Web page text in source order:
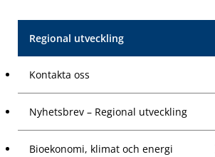
Regional utveckling
Kontakta oss
Nyhetsbrev – Regional utveckling
Bioekonomi, klimat och energi